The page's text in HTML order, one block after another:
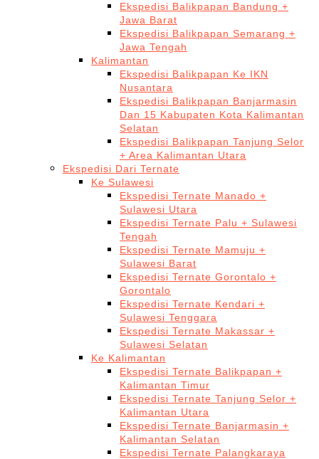
Ekspedisi Balikpapan Bandung +
Jawa Barat
Ekspedisi Balikpapan Semarang +
Jawa Tengah
Kalimantan
Ekspedisi Balikpapan Ke IKN
Nusantara
Ekspedisi Balikpapan Banjarmasin
Dan 15 Kabupaten Kota Kalimantan
Selatan
Ekspedisi Balikpapan Tanjung Selor
+ Area Kalimantan Utara
Ekspedisi Dari Ternate
Ke Sulawesi
Ekspedisi Ternate Manado +
Sulawesi Utara
Ekspedisi Ternate Palu + Sulawesi
Tengah
Ekspedisi Ternate Mamuju +
Sulawesi Barat
Ekspedisi Ternate Gorontalo +
Gorontalo
Ekspedisi Ternate Kendari +
Sulawesi Tenggara
Ekspedisi Ternate Makassar +
Sulawesi Selatan
Ke Kalimantan
Ekspedisi Ternate Balikpapan +
Kalimantan Timur
Ekspedisi Ternate Tanjung Selor +
Kalimantan Utara
Ekspedisi Ternate Banjarmasin +
Kalimantan Selatan
Ekspedisi Ternate Palangkaraya